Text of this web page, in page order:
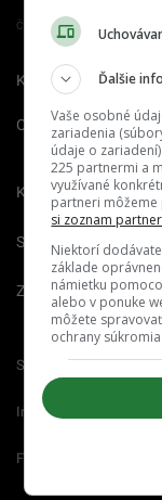
Člen združenia IAB Slovakia
Kontakt
O nás
Kariéra
Spravovať notifikácie
Zrušiť predplatné
Startitup.sk
Interez.sk
Femm.sk
Ďalšie
Vaše osobné
zariadenia
údaje o
225 partnermi a
využívané
partneri môžeme
si zoznam
Niektorí
základe
námietku
alebo v ponuke
môžete
ochrany